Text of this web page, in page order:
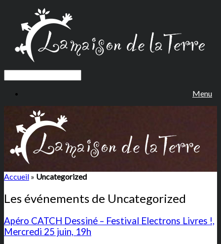
Menu
Accueil » Uncategorized
Les événements de Uncategorized
Apéro CATCH Dessiné – Festival Electrons Livres !,
Mercredi 25 juin, 19h